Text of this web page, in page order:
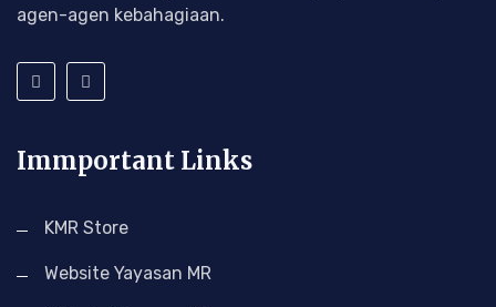
agen-agen kebahagiaan.
Immportant Links
KMR Store
Website Yayasan MR